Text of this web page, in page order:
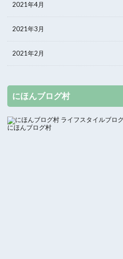
2021年4月
2021年3月
2021年2月
にほんブログ村
にほんブログ村